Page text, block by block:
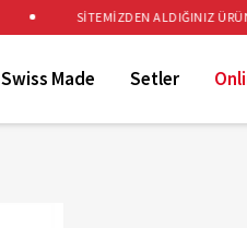
SİTEMİZDEN ALDIĞINIZ
Swiss Made Setler